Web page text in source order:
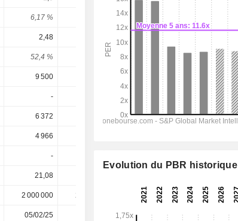
6,17 % 5,58 % 5,68 %
2,48 2,435 2,524
52,4 % - 50,7 % 49,8 %
9 500 10 681 11 045
-
6 372 7 021 7 431
4 966
-
21,08
2 000 000 2 000 000 2 000 000
05/02/25 -
Evolution du PBR historique